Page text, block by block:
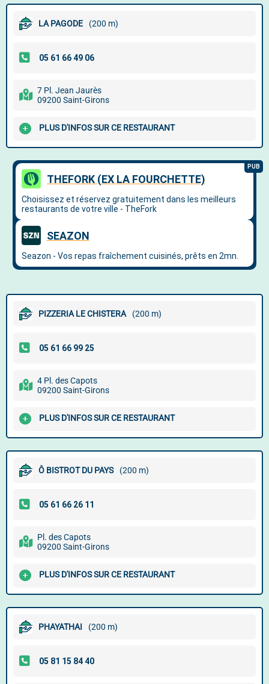
LA PAGODE (200 m)
7 Pl. Jean Jaurès
09200 Saint-Girons
PLUS D'INFOS SUR CE RESTAURANT
PIZZERIA LE CHISTERA (200 m)
4 Pl. des Capots
09200 Saint-Girons
PLUS D'INFOS SUR CE RESTAURANT
Ô BISTROT DU PAYS (200 m)
Pl. des Capots
09200 Saint-Girons
PLUS D'INFOS SUR CE RESTAURANT
PHAYATHAI (200 m)